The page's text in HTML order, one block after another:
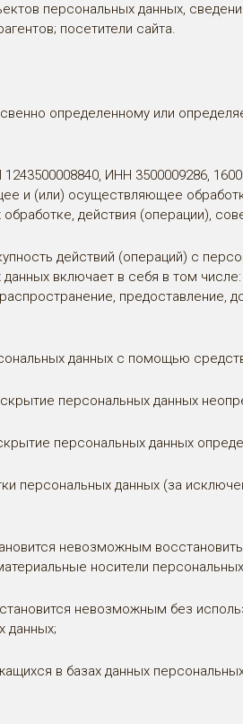
персональных данных,
посетители сайта.
определенному или
ИНН 3500009286,
и (или) осуществляющее
действия (операции),
действий (операций) с
включает в себя в том
предоставление,
данных с помощью
персональных данных
персональных данных
персональных данных (за
невозможным
носители
невозможным без
данных;
в базах данных